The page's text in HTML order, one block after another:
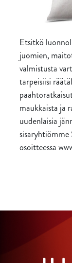
Etsitkö
juomien,
valmistusta
tarpeisiisi
maukkaista ja
uudenlaisia
sisaryhtiömme
osoitteessa